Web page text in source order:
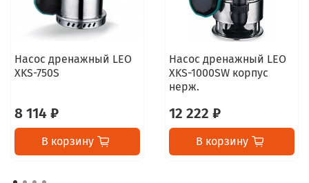
Насос дренажный LEO
XKS-750S
8 114 ₽
В корзину
Насос дренажный LEO
XKS-1000SW корпус
нерж.
12 222 ₽
В корзину